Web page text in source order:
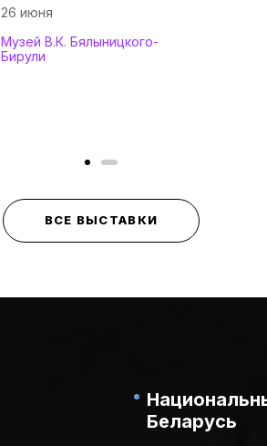
26 июня
Музей В.К. Бялыницкого-
Бирули
ВСЕ ВЫСТАВКИ
Беларусь